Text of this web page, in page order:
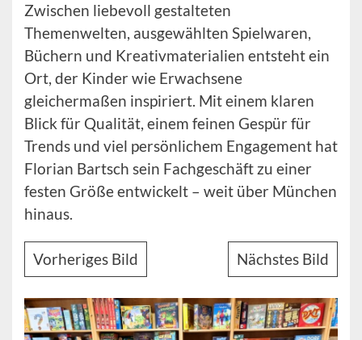
Zwischen liebevoll gestalteten
Themenwelten, ausgewählten Spielwaren,
Büchern und Kreativmaterialien entsteht ein
Ort, der Kinder wie Erwachsene
gleichermaßen inspiriert. Mit einem klaren
Blick für Qualität, einem feinen Gespür für
Trends und viel persönlichem Engagement hat
Florian Bartsch sein Fachgeschäft zu einer
festen Größe entwickelt – weit über München
hinaus.
Vorheriges Bild Nächstes Bild